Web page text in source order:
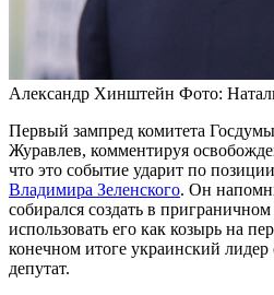
Александр Хинштейн Фото:
Первый зампред комитета
Журавлев, комментируя
что это событие ударит по
Владимира Зеленского. Он
собирался создать в
использовать его как козырь на
конечном итоге украинский лидер
депутат.